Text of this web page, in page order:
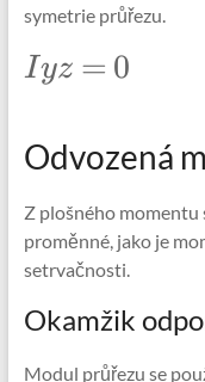
symetrie průřezu.
\Large
Iyz =
Iyz = 0
Odvozená
Z plošného
proměnné, jako je
setrvačnosti.
Okamžik
Modul průřezu se